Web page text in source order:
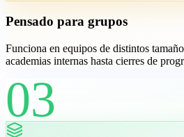
Pensado para grupos
Funciona en equipos de distintos
academias internas hasta cierres de
03